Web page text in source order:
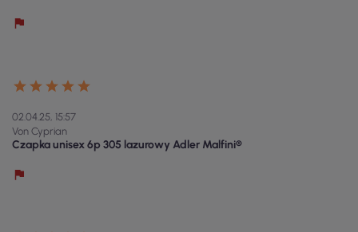
02.04.25, 15:57
Von Cyprian
Czapka unisex 6p 305 lazurowy Adler Malfini®